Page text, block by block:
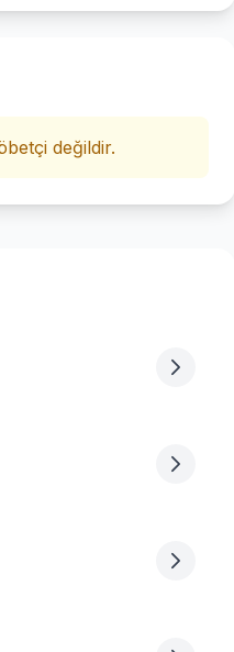
değildir.